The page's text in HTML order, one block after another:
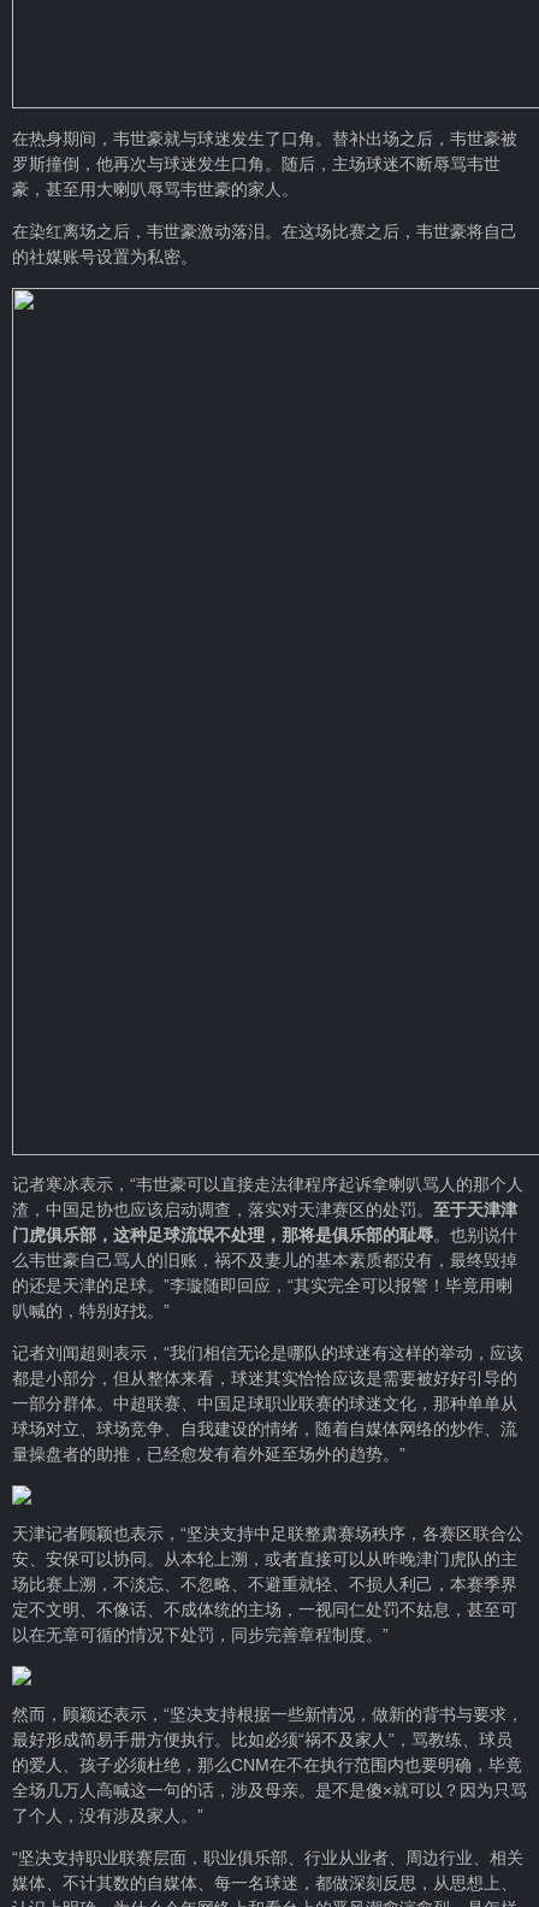
在热身期间，韦世豪就与球迷发生了口角。替补出场之后，韦世豪被
罗斯撞倒，他再次与球迷发生口角。随后，主场球迷不断辱骂韦世
豪，甚至用大喇叭辱骂韦世豪的家人。
在染红离场之后，韦世豪激动落泪。在这场比赛之后，韦世豪将自己
的社媒账号设置为私密。
记者寒冰表示，“韦世豪可以直接走法律程序起诉拿喇叭骂人的那个人
渣，中国足协也应该启动调查，落实对天津赛区的处罚。 至于天津津
门虎俱乐部，这种足球流氓不处理，那将是俱乐部的耻辱。也别说什
么韦世豪自己骂人的旧账，祸不及妻儿的基本素质都没有，最终毁掉
的还是天津的足球。”李璇随即回应，“其实完全可以报警！毕竟用喇
叭喊的，特别好找。”
记者刘闻超则表示，“我们相信无论是哪队的球迷有这样的举动，应该
都是小部分，但从整体来看，球迷其实恰恰应该是需要被好好引导的
一部分群体。中超联赛、中国足球职业联赛的球迷文化，那种单单从
球场对立、球场竞争、自我建设的情绪，随着自媒体网络的炒作、流
量操盘者的助推，已经愈发有着外延至场外的趋势。”
天津记者顾颖也表示，“坚决支持中足联整肃赛场秩序，各赛区联合公
安、安保可以协同。从本轮上溯，或者直接可以从昨晚津门虎队的主
场比赛上溯，不淡忘、不忽略、不避重就轻、不损人利己，本赛季界
定不文明、不像话、不成体统的主场，一视同仁处罚不姑息，甚至可
以在无章可循的情况下处罚，同步完善章程制度。”
然而，顾颖还表示，“坚决支持根据一些新情况，做新的背书与要求，
最好形成简易手册方便执行。比如必须“祸不及家人”，骂教练、球员
的爱人、孩子必须杜绝，那么CNM在不在执行范围内也要明确，毕竟
全场几万人高喊这一句的话，涉及母亲。是不是傻×就可以？因为只骂
了个人，没有涉及家人。”
“坚决支持职业联赛层面，职业俱乐部、行业从业者、周边行业、相关
媒体、不计其数的自媒体、每一名球迷，都做深刻反思，从思想上、